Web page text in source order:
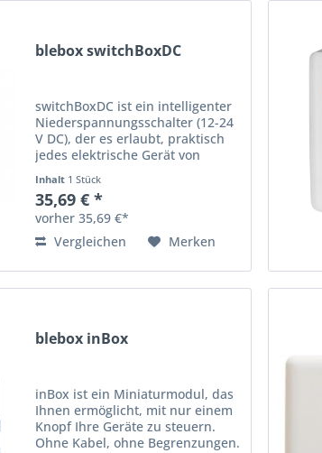
blebox switchBoxDC
switchBoxDC ist ein intelligenter
Niederspannungsschalter (12-24
V DC), der es erlaubt, praktisch
jedes elektrische Gerät von
steuern. ein potentialfreier
Kontakt ermöglicht den
Anschluss von elektrischen...
Inhalt 1 Stück
35,69 € *
vorher 35,69 €*
Vergleichen
Merken
blebox inBox
inBox ist ein Miniaturmodul, das
Ihnen ermöglicht, mit nur einem
Knopf Ihre Geräte zu steuern.
Ohne Kabel, ohne Begrenzungen.